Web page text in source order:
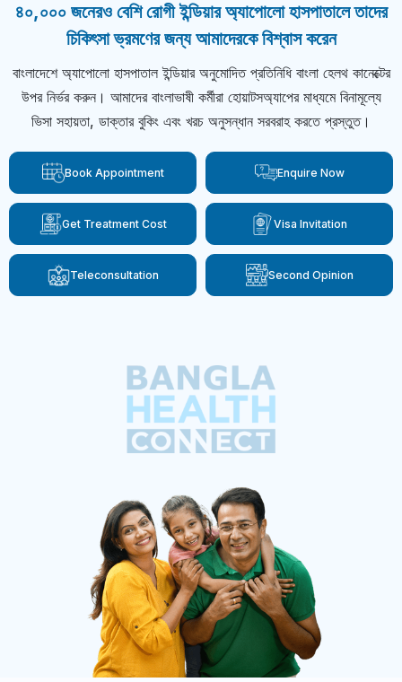
৪০,০০০ জনেরও বেশি রোগী ইন্ডিয়ার অ্যাপোলো হাসপাতালে তাদের
চিকিৎসা ভ্রমণের জন্য আমাদেরকে বিশ্বাস করেন
বাংলাদেশে অ্যাপোলো হাসপাতাল ইন্ডিয়ার অনুমোদিত প্রতিনিধি বাংলা হেলথ কানেক্টের
উপর নির্ভর করুন। আমাদের বাংলাভাষী কর্মীরা হোয়াটসঅ্যাপের মাধ্যমে বিনামূল্যে
ভিসা সহায়তা, ডাক্তার বুকিং এবং খরচ অনুসন্ধান সরবরাহ করতে প্রস্তুত।
Book Appointment Enquire Now
Get Treatment Cost Visa Invitation
Teleconsultation Second Opinion